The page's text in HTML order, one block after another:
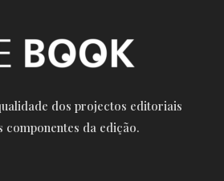
dos projectos editoriais
componentes da edição.